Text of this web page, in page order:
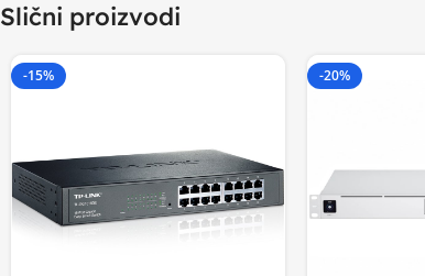
Slični proizvodi
-15% -20%